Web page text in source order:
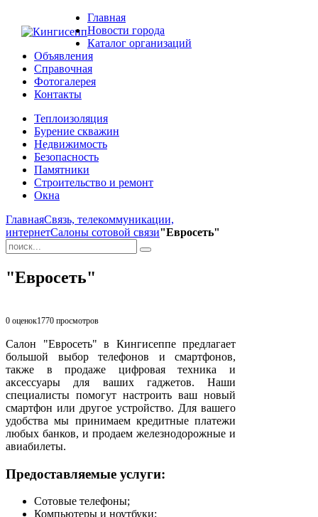
Главная
Новости города
Каталог организаций
Объявления
Справочная
Фотогалерея
Контакты
Теплоизоляция
Бурение скважин
Недвижимость
Безопасность
Памятники
Строительство и ремонт
Окна
ГлавнаяСвязь, телекоммуникации,
интернетСалоны сотовой связи"Евросеть"
"Евросеть"
0 оценок1770 просмотров
Салон "Евросеть" в Кингисеппе предлагает
большой выбор телефонов и смартфонов,
также в продаже цифровая техника и
аксессуары для ваших гаджетов. Наши
специалисты помогут настроить ваш новый
смартфон или другое устройство. Для вашего
удобства мы принимаем кредитные платежи
любых банков, и продаем железнодорожные и
авиабилеты.
Предоставляемые услуги:
Сотовые телефоны;
Компьютеры и ноутбуки;